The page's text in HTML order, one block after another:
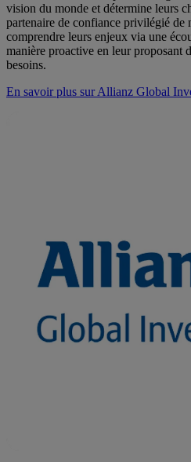
vision du monde et détermine leurs
partenaire de confiance privilégié de
comprendre leurs enjeux via une
manière proactive en leur proposant
besoins.
En savoir plus sur Allianz Global